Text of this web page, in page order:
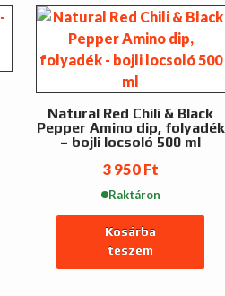
variációja
van.
változatok
a
termékoldalon
választhatók
Natural Red Chili & Black
Pepper Amino dip, folyadék
– bojli locsoló 500 ml
3 950 Ft
Raktáron
Kosárba
teszem